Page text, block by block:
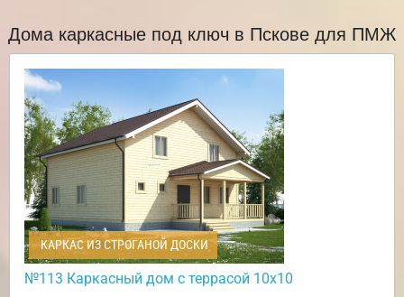
Дома каркасные под ключ в Пскове для ПМЖ
КАРКАС ИЗ СТРОГАНОЙ ДОСКИ
№113 Каркасный дом с террасой 10х10